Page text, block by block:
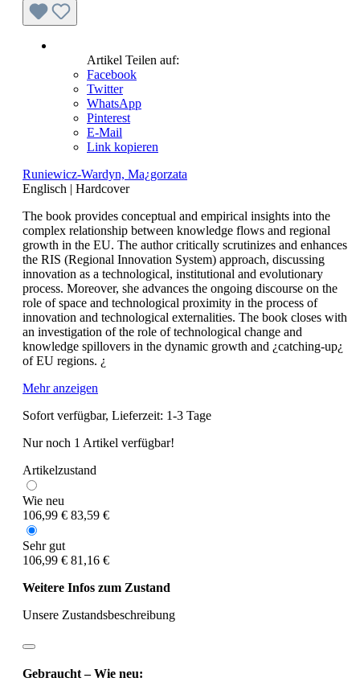
Artikel Teilen auf:
Facebook
Twitter
WhatsApp
Pinterest
E-Mail
Link kopieren
Runiewicz-Wardyn, Ma¿gorzata
Englisch | Hardcover
The book provides conceptual and empirical insights into the
complex relationship between knowledge flows and regional
growth in the EU. The author critically scrutinizes and enhances
the RIS (Regional Innovation System) approach, discussing
innovation as a technological, institutional and evolutionary
process. Moreover, she advances the ongoing discourse on the
role of space and technological proximity in the process of
innovation and technological externalities. The book closes with
an investigation of the role of technological change and
knowledge spillovers in the dynamic growth and ¿catching-up¿
of EU regions. ¿
Mehr anzeigen
Sofort verfügbar, Lieferzeit: 1-3 Tage
Nur noch 1 Artikel verfügbar!
Artikelzustand
Wie neu
106,99 € 83,59 €
Sehr gut
106,99 € 81,16 €
Weitere Infos zum Zustand
Unsere Zustandsbeschreibung
Gebraucht – Wie neu: